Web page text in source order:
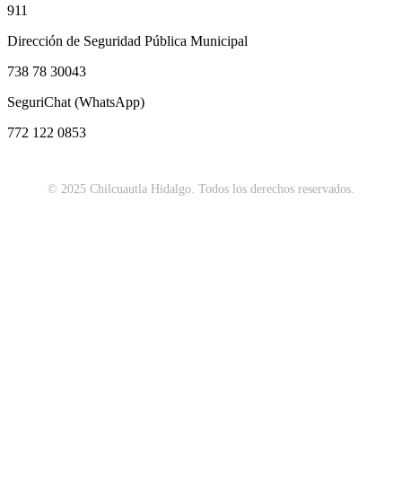
911
Dirección de Seguridad Pública Municipal
738 78 30043
SeguriChat (WhatsApp)
772 122 0853
© 2025 Chilcuautla Hidalgo. Todos los derechos reservados.